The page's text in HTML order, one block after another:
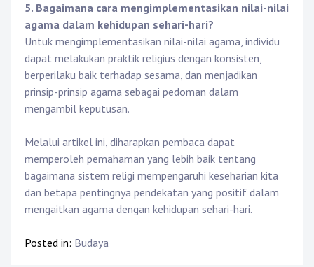
5. Bagaimana cara mengimplementasikan nilai-nilai
agama dalam kehidupan sehari-hari?
Untuk mengimplementasikan nilai-nilai agama, individu
dapat melakukan praktik religius dengan konsisten,
berperilaku baik terhadap sesama, dan menjadikan
prinsip-prinsip agama sebagai pedoman dalam
mengambil keputusan.
Melalui artikel ini, diharapkan pembaca dapat
memperoleh pemahaman yang lebih baik tentang
bagaimana sistem religi mempengaruhi keseharian kita
dan betapa pentingnya pendekatan yang positif dalam
mengaitkan agama dengan kehidupan sehari-hari.
Posted in: Budaya